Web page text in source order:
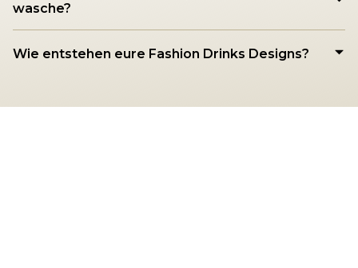
wasche?
Wie entstehen eure Fashion Drinks Designs?